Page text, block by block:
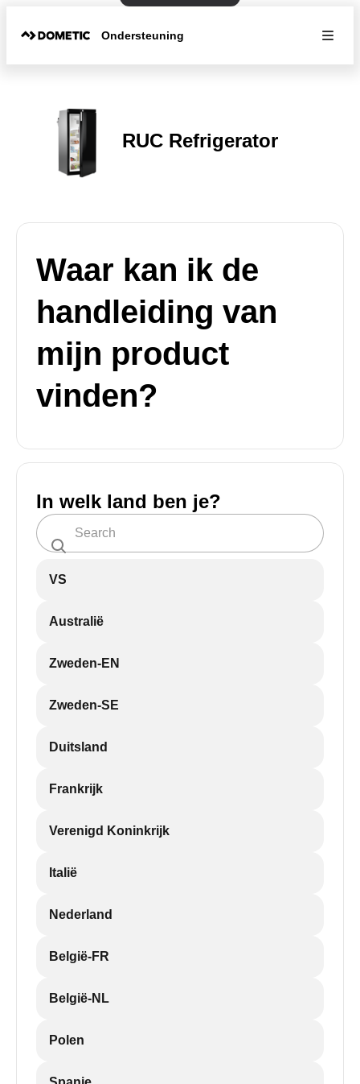
Ondersteuning
RUC Refrigerator
Waar kan ik de
handleiding van
mijn product
vinden?
In welk land ben je?
VS
Australië
Zweden-EN
Zweden-SE
Duitsland
Frankrijk
Verenigd Koninkrijk
Italië
Nederland
België-FR
België-NL
Polen